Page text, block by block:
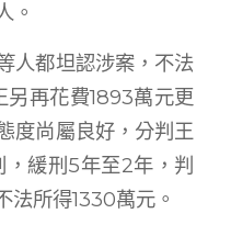
。
人都坦認涉案，不法
再花費1893萬元更
度尚屬良好，分判王
緩刑5年至2年，判
所得1330萬元。